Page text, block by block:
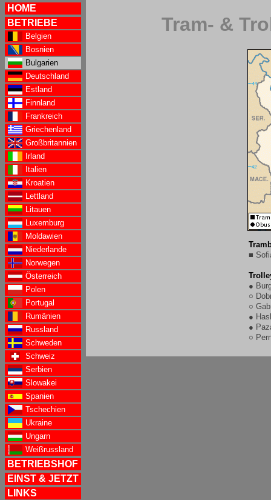
HOME
BETRIEBE
Belgien
Bosnien
Bulgarien
Deutschland
Estland
Finnland
Frankreich
Griechenland
Großbritannien
Irland
Italien
Kroatien
Lettland
Litauen
Luxemburg
Moldawien
Niederlande
Norwegen
Österreich
Polen
Portugal
Rumänien
Russland
Schweden
Schweiz
Serbien
Slowakei
Spanien
Tschechien
Ukraine
Ungarn
Weißrussland
BETRIEBSHOF
EINST & JETZT
LINKS
Tram- &
■
●
○
○
●
●
○